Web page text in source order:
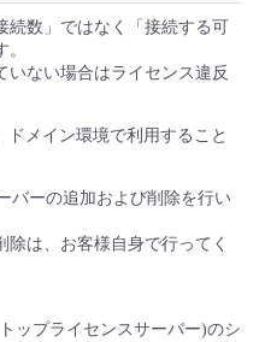
続数」ではなく「接続する可
いない場合はライセンス違反
メイン環境で利用すること
バーの追加および削除を行い
は、お客様自身で行ってく
ップライセンスサーバー)のシ